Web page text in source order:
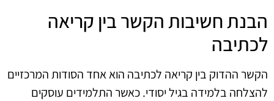
הבנת חשיבות הקשר בין קריאה
לכתיבה
הקשר ההדוק בין קריאה לכתיבה הוא אחד הסודות המרכזיים
להצלחה בלמידה בגיל יסודי. כאשר התלמידים עוסקים